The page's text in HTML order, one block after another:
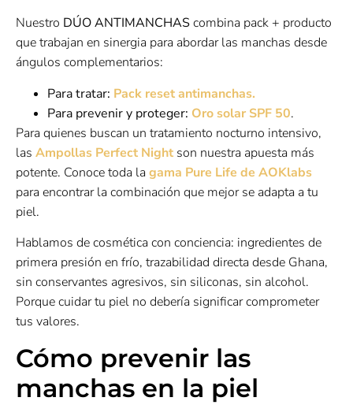
Nuestro DÚO ANTIMANCHAScombina pack + producto
que trabajan en sinergia para abordar las manchas desde
ángulos complementarios:
Para tratar: Pack reset antimanchas.
Para prevenir y proteger: Oro solar SPF 50.
Para quienes buscan un tratamiento nocturno intensivo,
las Ampollas Perfect Night son nuestra apuesta más
potente. Conoce toda la gama Pure Life de AOKlabs
para encontrar la combinación que mejor se adapta a tu
piel.
Hablamos de cosmética con conciencia: ingredientes de
primera presión en frío, trazabilidad directa desde Ghana,
sin conservantes agresivos, sin siliconas, sin alcohol.
Porque cuidar tu piel no debería significar comprometer
tus valores.
Cómo prevenir las
manchas en la piel